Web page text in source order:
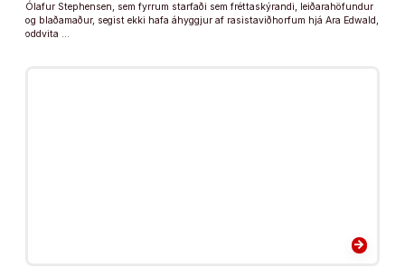
Ólafur Stephensen, sem fyrrum starfaði sem fréttaskýrandi, leiðarahöfundur
og blaðamaður, segist ekki hafa áhyggjur af rasistaviðhorfum hjá Ara Edwald,
oddvita …
arrow_forward